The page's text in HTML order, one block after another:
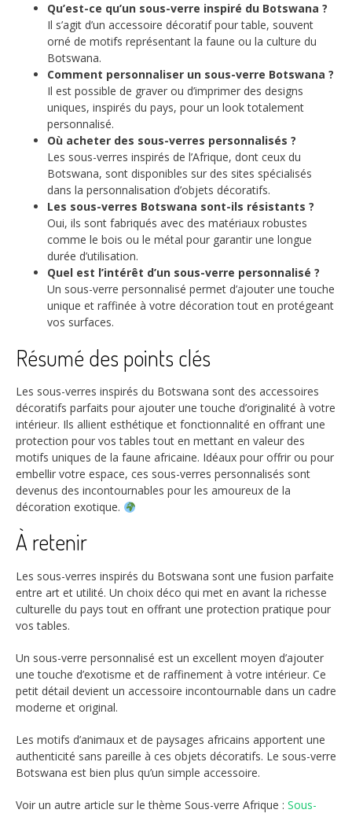
Qu’est-ce qu’un sous-verre inspiré du Botswana ?
Il s’agit d’un accessoire décoratif pour table, souvent
orné de motifs représentant la faune ou la culture du
Botswana.
Comment personnaliser un sous-verre Botswana ?
Il est possible de graver ou d’imprimer des designs
uniques, inspirés du pays, pour un look totalement
personnalisé.
Où acheter des sous-verres personnalisés ?
Les sous-verres inspirés de l’Afrique, dont ceux du
Botswana, sont disponibles sur des sites spécialisés
dans la personnalisation d’objets décoratifs.
Les sous-verres Botswana sont-ils résistants ?
Oui, ils sont fabriqués avec des matériaux robustes
comme le bois ou le métal pour garantir une longue
durée d’utilisation.
Quel est l’intérêt d’un sous-verre personnalisé ?
Un sous-verre personnalisé permet d’ajouter une touche
unique et raffinée à votre décoration tout en protégeant
vos surfaces.
Résumé des points clés
Les sous-verres inspirés du Botswana sont des accessoires
décoratifs parfaits pour ajouter une touche d’originalité à votre
intérieur. Ils allient esthétique et fonctionnalité en offrant une
protection pour vos tables tout en mettant en valeur des
motifs uniques de la faune africaine. Idéaux pour offrir ou pour
embellir votre espace, ces sous-verres personnalisés sont
devenus des incontournables pour les amoureux de la
décoration exotique.
À retenir
Les sous-verres inspirés du Botswana sont une fusion parfaite
entre art et utilité. Un choix déco qui met en avant la richesse
culturelle du pays tout en offrant une protection pratique pour
vos tables.
Un sous-verre personnalisé est un excellent moyen d’ajouter
une touche d’exotisme et de raffinement à votre intérieur. Ce
petit détail devient un accessoire incontournable dans un cadre
moderne et original.
Les motifs d’animaux et de paysages africains apportent une
authenticité sans pareille à ces objets décoratifs. Le sous-verre
Botswana est bien plus qu’un simple accessoire.
Voir un autre article sur le thème Sous-verre Afrique : Sous-